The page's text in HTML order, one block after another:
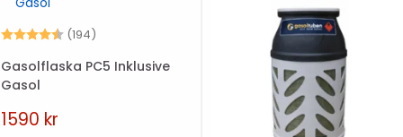
Betyg: (194)
Gasolflaska PC5 Inklusive
Gasol
1590 kr